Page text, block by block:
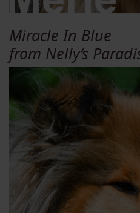
Miracle In Blue
from Nelly‘s